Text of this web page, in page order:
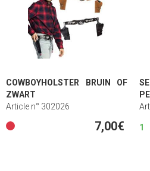
COWBOYHOLSTER BRUIN OF
ZWART
Article n° 302026
7,00€ 1